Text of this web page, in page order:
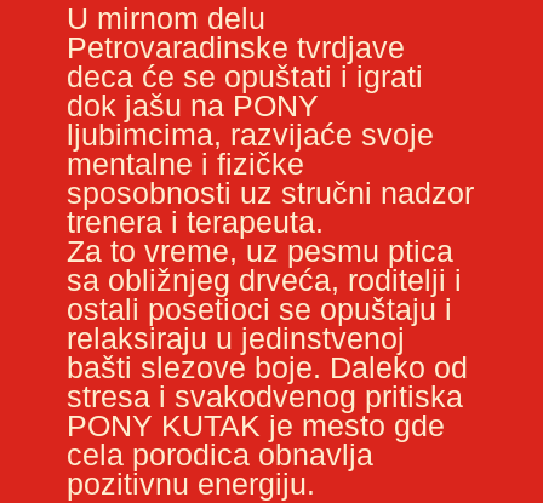
U mirnom delu
Petrovaradinske tvrdjave
deca će se opuštati i igrati
dok jašu na PONY
ljubimcima, razvijaće svoje
mentalne i fizičke
sposobnosti uz stručni nadzor
trenera i terapeuta.
Za to vreme, uz pesmu ptica
sa obližnjeg drveća, roditelji i
ostali posetioci se opuštaju i
relaksiraju u jedinstvenoj
bašti slezove boje. Daleko od
stresa i svakodvenog pritiska
PONY KUTAK je mesto gde
cela porodica obnavlja
pozitivnu energiju.